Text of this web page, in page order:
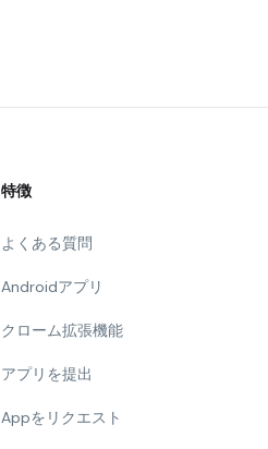
特徴
よくある質問
Androidアプリ
クローム拡張機能
アプリを提出
Appをリクエスト